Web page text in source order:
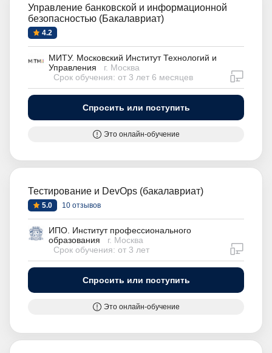
Управление банковской и информационной
безопасностью (Бакалавриат)
4.2
МИТУ. Московский Институт Технологий и
Управления
г. Москва
Срок обучения: от 3 лет 6 месяцев
Спросить или поступить
Это онлайн-обучение
Тестирование и DevOps (бакалавриат)
5.0 10 отзывов
ИПО. Институт профессионального
образования
г. Москва
Срок обучения: от 3 лет
Спросить или поступить
Это онлайн-обучение